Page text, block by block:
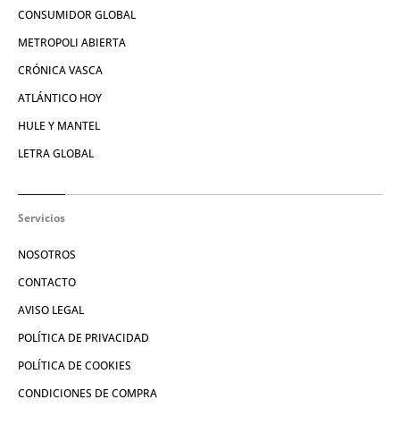
CONSUMIDOR GLOBAL
METROPOLI ABIERTA
CRÓNICA VASCA
ATLÁNTICO HOY
HULE Y MANTEL
LETRA GLOBAL
Servicios
NOSOTROS
CONTACTO
AVISO LEGAL
POLÍTICA DE PRIVACIDAD
POLÍTICA DE COOKIES
CONDICIONES DE COMPRA